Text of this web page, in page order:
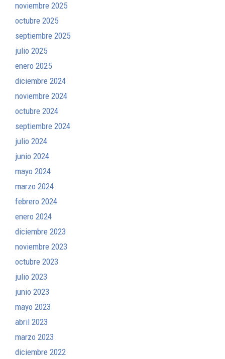
noviembre 2025
octubre 2025
septiembre 2025
julio 2025
enero 2025
diciembre 2024
noviembre 2024
octubre 2024
septiembre 2024
julio 2024
junio 2024
mayo 2024
marzo 2024
febrero 2024
enero 2024
diciembre 2023
noviembre 2023
octubre 2023
julio 2023
junio 2023
mayo 2023
abril 2023
marzo 2023
diciembre 2022